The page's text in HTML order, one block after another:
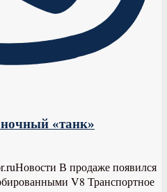
«танк»
В продаже появился
V8 Транспортное